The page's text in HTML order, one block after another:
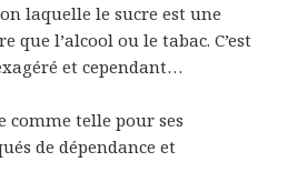
laquelle le sucre est une
que l’alcool ou le tabac. C’est
et cependant…
comme telle pour ses
de dépendance et